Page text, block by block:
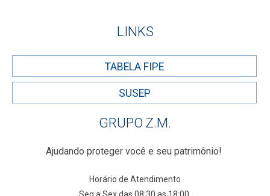
LINKS
TABELA FIPE
SUSEP
GRUPO Z.M.
Ajudando proteger você e seu patrimônio!
Horário de Atendimento